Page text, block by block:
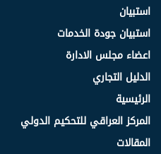
استبيان
استبيان جودة الخدمات
اعضاء مجلس الادارة
الدليل التجاري
الرئيسية
المركز العراقي للتحكيم الدولي
المقالات